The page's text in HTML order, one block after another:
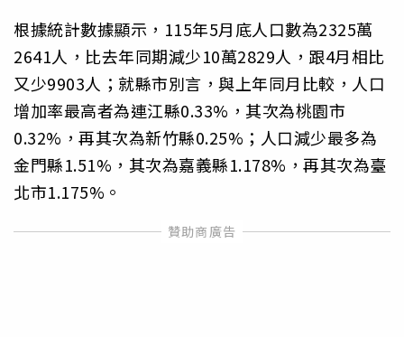
根據統計數據顯示，115年5月底人口數為2325萬
2641人，比去年同期減少10萬2829人，跟4月相比
又少9903人；就縣市別言，與上年同月比較，人口
增加率最高者為連江縣0.33%，其次為桃園市
0.32%，再其次為新竹縣0.25%；人口減少最多為
金門縣1.51%，其次為嘉義縣1.178%，再其次為臺
北市1.175%。